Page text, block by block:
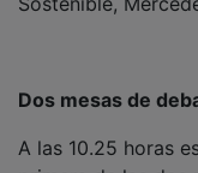
primera de las dos